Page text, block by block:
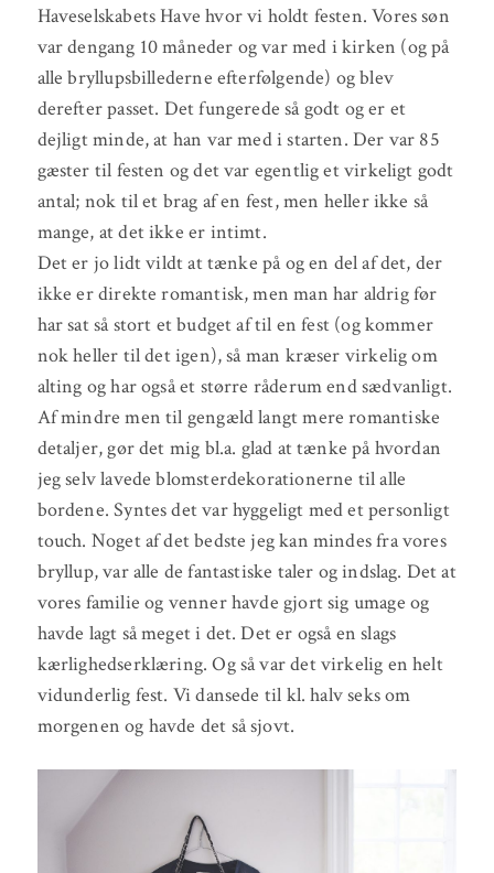
Haveselskabets Have hvor vi holdt festen. Vores søn
var dengang 10 måneder og var med i kirken (og på
alle bryllupsbillederne efterfølgende) og blev
derefter passet. Det fungerede så godt og er et
dejligt minde, at han var med i starten. Der var 85
gæster til festen og det var egentlig et virkeligt godt
antal; nok til et brag af en fest, men heller ikke så
mange, at det ikke er intimt.
Det er jo lidt vildt at tænke på og en del af det, der
ikke er direkte romantisk, men man har aldrig før
har sat så stort et budget af til en fest (og kommer
nok heller til det igen), så man kræser virkelig om
alting og har også et større råderum end sædvanligt.
Af mindre men til gengæld langt mere romantiske
detaljer, gør det mig bl.a. glad at tænke på hvordan
jeg selv lavede blomsterdekorationerne til alle
bordene. Syntes det var hyggeligt med et personligt
touch. Noget af det bedste jeg kan mindes fra vores
bryllup, var alle de fantastiske taler og indslag. Det at
vores familie og venner havde gjort sig umage og
havde lagt så meget i det. Det er også en slags
kærlighedserklæring. Og så var det virkelig en helt
vidunderlig fest. Vi dansede til kl. halv seks om
morgenen og havde det så sjovt.